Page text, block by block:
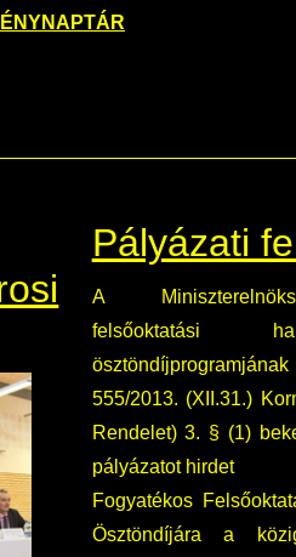
Pályázati
A
felsőoktatási
555/2013. (XII.31.)
Rendelet) 3. § (1)
pályázatot hirdet
Fogyatékos
Ösztöndíjára a